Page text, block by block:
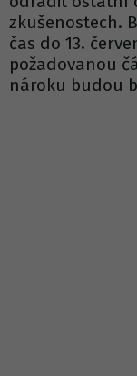
zkušenostech.
čas do 13.
požadovanou
nároku budou